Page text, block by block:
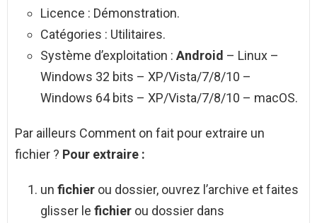
Licence : Démonstration.
Catégories : Utilitaires.
Système d’exploitation : Android – Linux –
Windows 32 bits – XP/Vista/7/8/10 –
Windows 64 bits – XP/Vista/7/8/10 – macOS.
Par ailleurs Comment on fait pour extraire un
fichier ? Pour extraire :
un fichier ou dossier, ouvrez l’archive et faites
glisser le fichier ou dossier dans